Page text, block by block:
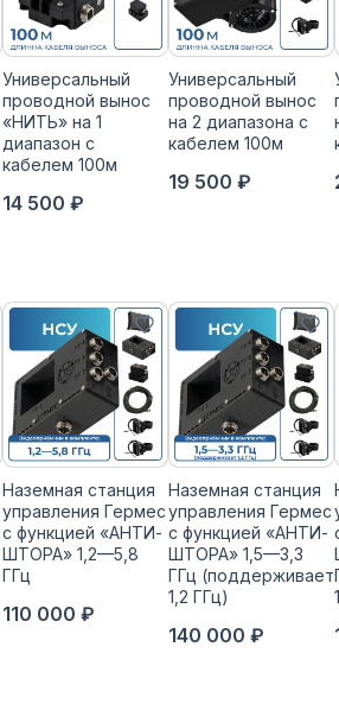
Универсальный
проводной вынос
«НИТЬ» на 1
диапазон с
кабелем 100м
14 500 ₽
Универсальный
проводной вынос
на 2 диапазона с
кабелем 100м
19 500 ₽
Наземная станция
управления Гермес
с функцией «АНТИ-
ШТОРА» 1,2—5,8
ГГц
110 000 ₽
Наземная станция
управления Гермес
с функцией «АНТИ-
ШТОРА» 1,5—3,3
ГГц (поддерживает
1,2 ГГц)
140 000 ₽